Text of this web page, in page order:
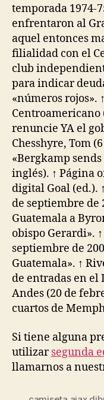
temporada 1974-
enfrentaron al
aquel entonces
filialidad con el
club
para indicar
«números rojos».
Centroamericano
renuncie YA el
Chesshyre, Tom
«Bergkamp
inglés). ↑ Página
digital Goal (ed.).
de septiembre de
Guatemala a
obispo Gerardi».
septiembre de
Guatemala». ↑
de entradas en el
Andes (20 de
cuartos de
Si tiene alguna
utilizarsegunda
llamarnos a